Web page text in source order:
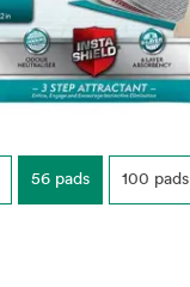
56 pads 100 pads